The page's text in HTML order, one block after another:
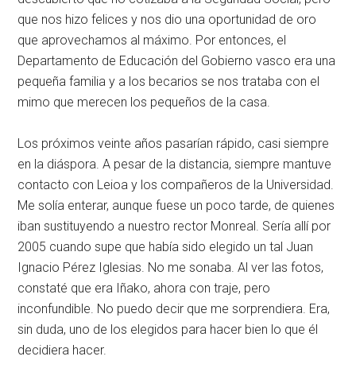
que nos hizo felices y nos dio una oportunidad de oro
que aprovechamos al máximo. Por entonces, el
Departamento de Educación del Gobierno vasco era una
pequeña familia y a los becarios se nos trataba con el
mimo que merecen los pequeños de la casa.
Los próximos veinte años pasarían rápido, casi siempre
en la diáspora. A pesar de la distancia, siempre mantuve
contacto con Leioa y los compañeros de la Universidad.
Me solía enterar, aunque fuese un poco tarde, de quienes
iban sustituyendo a nuestro rector Monreal. Sería allí por
2005 cuando supe que había sido elegido un tal Juan
Ignacio Pérez Iglesias. No me sonaba. Al ver las fotos,
constaté que era Iñako, ahora con traje, pero
inconfundible. No puedo decir que me sorprendiera. Era,
sin duda, uno de los elegidos para hacer bien lo que él
decidiera hacer.